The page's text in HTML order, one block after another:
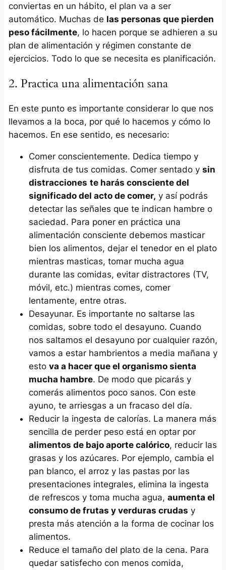
conviertas en un hábito, el plan va a ser
automático. Muchas de las personas que pierden
peso fácilmente, lo hacen porque se adhieren a su
plan de alimentación y régimen constante de
ejercicios. Todo lo que se necesita es planificación.
2. Practica una alimentación sana
En este punto es importante considerar lo que nos
llevamos a la boca, por qué lo hacemos y cómo lo
hacemos. En ese sentido, es necesario:
Comer conscientemente. Dedica tiempo y
disfruta de tus comidas. Comer sentado y sin
distracciones te harás consciente del
significado del acto de comer, y así podrás
detectar las señales que te indican hambre o
saciedad. Para poner en práctica una
alimentación consciente debemos masticar
bien los alimentos, dejar el tenedor en el plato
mientras masticas, tomar mucha agua
durante las comidas, evitar distractores (TV,
móvil, etc.) mientras comes, comer
lentamente, entre otras.
Desayunar. Es importante no saltarse las
comidas, sobre todo el desayuno. Cuando
nos saltamos el desayuno por cualquier razón,
vamos a estar hambrientos a media mañana y
esto va a hacer que el organismo sienta
mucha hambre. De modo que picarás y
comerás alimentos poco sanos. Con este
ayuno, te arriesgas a un fracaso del día.
Reducir la ingesta de calorías. La manera más
sencilla de perder peso está en optar por
alimentos de bajo aporte calórico, reducir las
grasas y los azúcares. Por ejemplo, cambia el
pan blanco, el arroz y las pastas por las
presentaciones integrales, elimina la ingesta
de refrescos y toma mucha agua, aumenta el
consumo de frutas y verduras crudas y
presta más atención a la forma de cocinar los
alimentos.
Reduce el tamaño del plato de la cena. Para
quedar satisfecho con menos comida,